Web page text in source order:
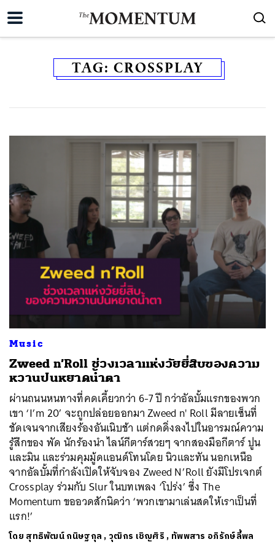
TAG: CROSSPLAY
Music
Zweed n’Roll ช่วงเวลาแห่งวัยยี่สิบของความ
หวานปนหยาดน้ำตา
ผ่านถนนหนทางที่คดเคี้ยวกว่า 6-7 ปี กว่าอัลบั้มแรกของพวก
เขา ‘I’m 20’ จะถูกปล่อยออกมา Zweed n' Roll มีลายเซ็นที่
ชัดเจนจากเสียงร้องอันเนิบช้า แต่กดดิ่งลงไปในอารมณ์ความ
รู้สึกของ พัด นักร้องนำ ไลน์กีตาร์สวยๆ จากสองมือกีตาร์ ปูน
และมิน และร่วมคุมมู้ดแอนด์โทนโดย นิวและทัน นอกเหนือ
จากอัลบั้มที่กำลังเปิดให้จับจอง Zweed N’Roll ยังมีโปรเจกต์
Crossplay ร่วมกับ Slur ในบทเพลง ‘โปร่ง’ ซึ่ง The
Momentum ขออวดสักนิดว่า ‘พวกเขามาเล่นสดให้เราเป็นที่
แรก!’
โดย สุทธิพัฒน์ กนิษฐกุล ,วุฒิกร เชิญศิริ , ทัพพสาร อภิรักษ์ลี้พล
SHARE TWEET LINE EMAIL